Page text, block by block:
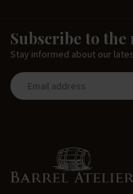
Subscribe to
Stay informed about our